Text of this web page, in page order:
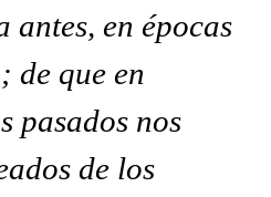
antes, en épocas
de que en
pasados nos
de los